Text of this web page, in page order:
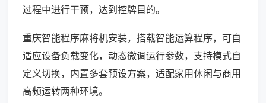
过程中进行干预，达到控牌目的。
重庆智能程序麻将机安装，搭载智能运算程序，可自
适应设备负载变化，动态微调运行参数，支持模式自
定义切换，内置多套预设方案，适配家用休闲与商用
高频运转两种环境。